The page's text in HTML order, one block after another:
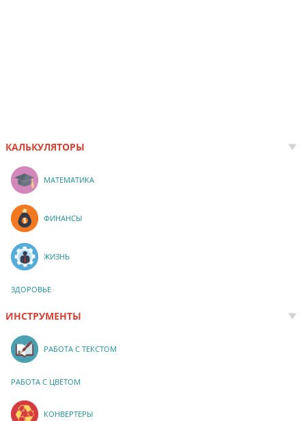
КАЛЬКУЛЯТОРЫ
МАТЕМАТИКА
ФИНАНСЫ
ЖИЗНЬ
ЗДОРОВЬЕ
ИНСТРУМЕНТЫ
РАБОТА С ТЕКСТОМ
РАБОТА С ЦВЕТОМ
КОНВЕРТЕРЫ